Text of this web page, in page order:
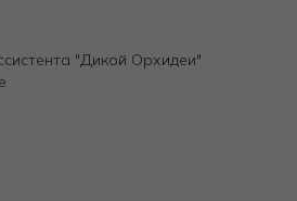
"Дикой Орхидеи"